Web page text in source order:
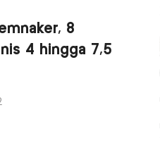
8
4 hingga 7,5